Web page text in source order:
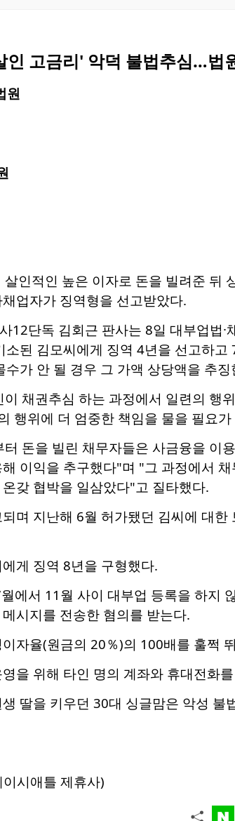
인 고금리' 악덕 불법추심…법
인적인 높은 이자로 돈을 빌려준 뒤
업자가 징역형을 선고받았다.
12단독 김회근 판사는 8일 대부업법·
소된 김모씨에게 징역 4년을 선고하
수가 안 될 경우 그 가액 상당액을 추징
채권추심 하는 과정에서 일련의 행
행위에 더 엄중한 책임을 물을 필요
돈을 빌린 채무자들은 사금융을 이
이익을 추구했다"며 "그 과정에서
갖 협박을 일삼았다"고 질타했다.
며 지난해 6월 허가됐던 김씨에 대
게 징역 8년을 구형했다.
에서 11월 사이 대부업 등록을 하지
시지를 전송한 혐의를 받는다.
자율(원금의 20％)의 100배를 훌쩍
을 위해 타인 명의 계좌와 휴대전화
딸을 키우던 30대 싱글맘은 악성
시애틀 제휴사)